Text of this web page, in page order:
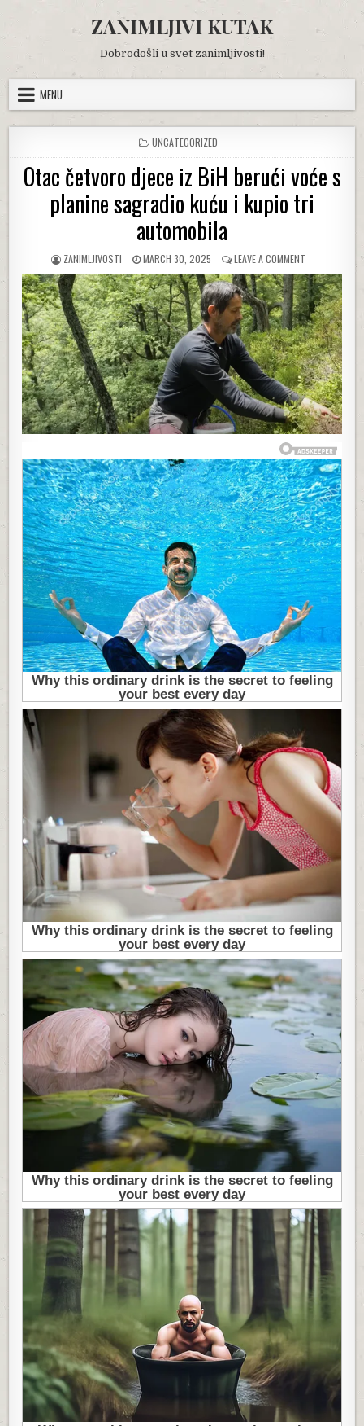
content
ZANIMLJIVI KUTAK
Dobrodošli u svet zanimljivosti!
MENU
POSTED
IN
UNCATEGORIZED
Otac četvoro djece iz BiH berući voće s
planine sagradio kuću i kupio tri
automobila
AUTHOR:
ZANIMLJIVOSTI
PUBLISHED
DATE:
MARCH 30, 2025 LEAVE A COMMENTON
OTAC
ČETVORO
DJECE
IZ
BIH
BERUĆI
VOĆE
S
PLANINE
SAGRADIO
KUĆU
I
KUPIO
TRI
AUTOMOBILA